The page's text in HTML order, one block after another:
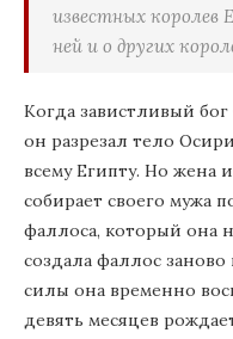
известных
ней и о других
Когда завистливый бог
он разрезал тело
всему Египту. Но жена
собирает своего мужа
фаллоса, который она
создала фаллос
силы она временно
девять месяцев